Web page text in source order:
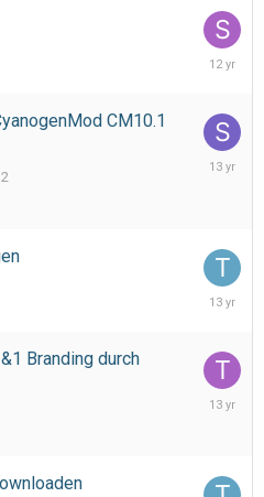
CM10.1
July
April
Branding durch
March